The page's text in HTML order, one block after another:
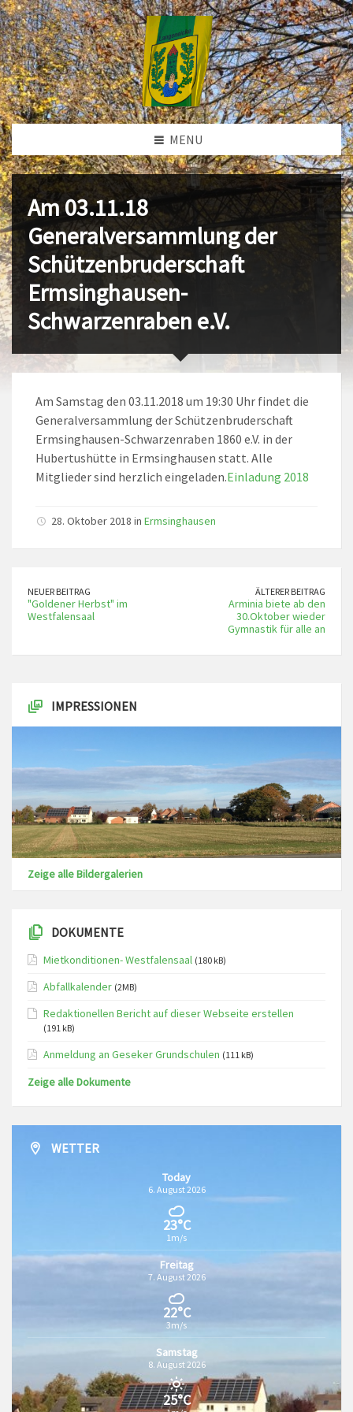
MENU
Am 03.11.18
Generalversammlung der
Schützenbruderschaft
Ermsinghausen-
Schwarzenraben e.V.
Am Samstag den 03.11.2018 um 19:30 Uhr findet die
Generalversammlung der Schützenbruderschaft
Ermsinghausen-Schwarzenraben 1860 e.V. in der
Hubertushütte in Ermsinghausen statt. Alle
Mitglieder sind herzlich eingeladen.Einladung 2018
28. Oktober 2018 in Ermsinghausen
NEUER BEITRAG
"Goldener Herbst" im
Westfalensaal
ÄLTERER BEITRAG
Arminia biete ab den
30.Oktober wieder
Gymnastik für alle an
IMPRESSIONEN
Zeige alle Bildergalerien
DOKUMENTE
Mietkonditionen- Westfalensaal (180 kB)
Abfallkalender (2MB)
Redaktionellen Bericht auf dieser Webseite erstellen
(191 kB)
Anmeldung an Geseker Grundschulen (111 kB)
Zeige alle Dokumente
WETTER
Today
6. August 2026
23°C
1m/s
Freitag
7. August 2026
22°C
3m/s
Samstag
8. August 2026
25°C